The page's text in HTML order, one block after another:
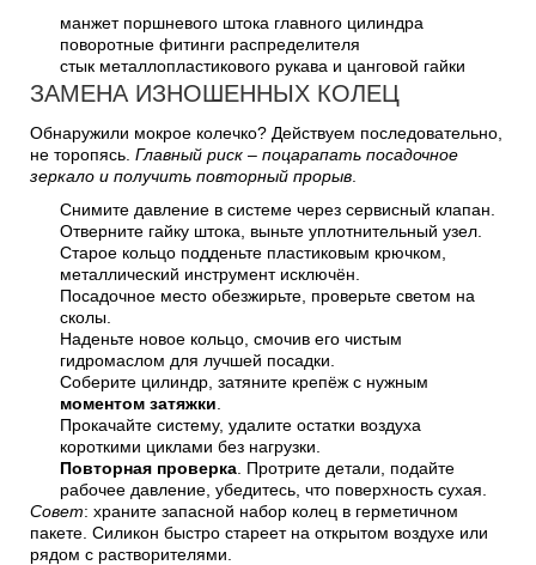
манжет поршневого штока главного цилиндра
поворотные фитинги распределителя
стык металлопластикового рукава и цанговой гайки
ЗАМЕНА ИЗНОШЕННЫХ КОЛЕЦ
Обнаружили мокрое колечко? Действуем последовательно,
не торопясь. Главный риск – поцарапать посадочное
зеркало и получить повторный прорыв
Снимите давление в системе через сервисный клапан.
Отверните гайку штока, выньте уплотнительный узел.
Старое кольцо подденьте пластиковым крючком,
металлический инструмент исключён.
Посадочное место обезжирьте, проверьте светом на
сколы.
Наденьте новое кольцо, смочив его чистым
гидромаслом для лучшей посадки.
Соберите цилиндр, затяните крепёж с нужным
моментом затяжки
Прокачайте систему, удалите остатки воздуха
короткими циклами без нагрузки.
Повторная проверка . Протрите детали, подайте
рабочее давление, убедитесь, что поверхность сухая.
Совет: храните запасной набор колец в герметичном
пакете. Силикон быстро стареет на открытом воздухе или
рядом с растворителями.